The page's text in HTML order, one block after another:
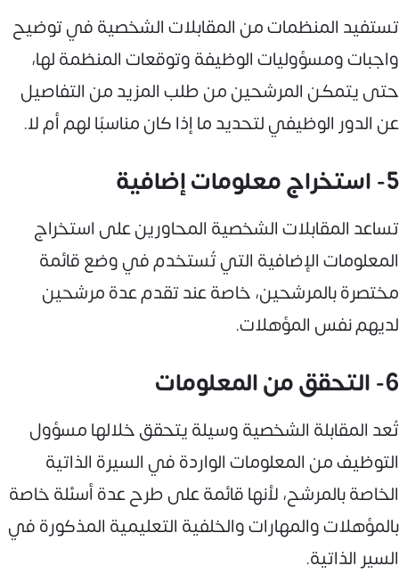
تستفيد المنظمات من المقابلات الشخصية في توضيح
واجبات ومسؤوليات الوظيفة وتوقعات المنظمة لها،
حتى يتمكن المرشحين من طلب المزيد من التفاصيل
عن الدور الوظيفي لتحديد ما إذا كان مناسبًا لهم أم لا.
5- استخراج معلومات إضافية
تساعد المقابلات الشخصية المحاورين على استخراج
المعلومات الإضافية التي تُستخدم في وضع قائمة
مختصرة بالمرشحين، خاصة عند تقدم عدة مرشحين
لديهم نفس المؤهلات.
6- التحقق من المعلومات
تُعد المقابلة الشخصية وسيلة يتحقق خلالها مسؤول
التوظيف من المعلومات الواردة في السيرة الذاتية
الخاصة بالمرشح، لأنها قائمة على طرح عدة أسئلة خاصة
بالمؤهلات والمهارات والخلفية التعليمية المذكورة في
السير الذاتية.